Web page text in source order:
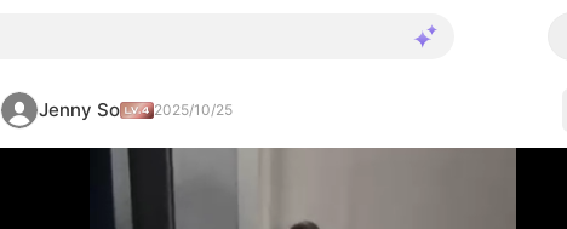
Jenny So 2025/10/25